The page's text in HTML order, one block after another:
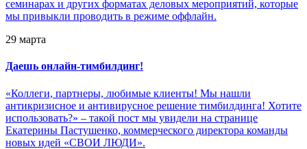
семинарах и других форматах деловых мероприятий, которые
мы привыкли проводить в режиме оффлайн.
29 марта
Даешь онлайн-тимбилдинг!
«Коллеги, партнеры, любимые клиенты! Мы нашли
антикризисное и антивирусное решение тимбилдинга! Хотите
использовать?» – такой пост мы увидели на странице
Екатерины Пастушенко, коммерческого директора команды
новых идей «СВОИ ЛЮДИ».